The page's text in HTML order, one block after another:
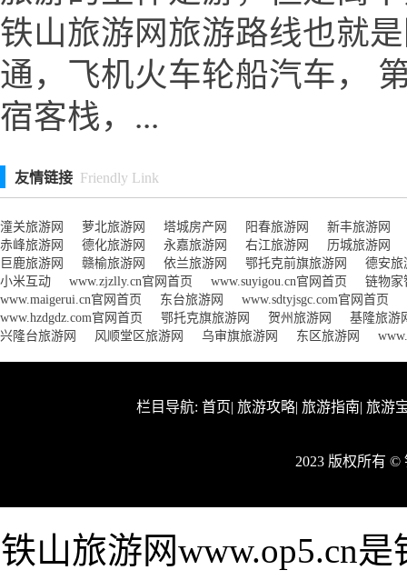
铁山旅游网旅游路线也就
通，飞机火车轮船汽车，
宿客栈，...
友情链接 Friendly Link
潼关旅游网 萝北旅游网 塔城房产网 阳春旅游网
新丰旅游网
赤峰旅游网
德化旅游网 永嘉旅游网 右江旅游网
历城旅游网
巨鹿旅游网
赣榆旅游网 依兰旅游网 鄂托克前旗旅游网
德安旅
小米互动
www.zjzlly.cn官网首页 www.suyigou.cn官网首页
链物家
www.maigerui.cn官网首页
东台旅游网
www.sdtyjsgc.com官网首页
www.hzdgdz.com官网首页
鄂托克旗旅游网 贺州旅游网
基隆旅游
兴隆台旅游网
风顺堂区旅游网 乌审旗旅游网 东区旅游网
栏目导航: 首页| 旅游攻略| 旅游指南| 旅游
2023 版权所有
铁山旅游网www.op5.cn